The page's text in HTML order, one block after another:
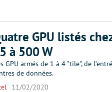
GPU listés
à 500 W
GPU armés de 1 à 4 "tile", de
de données.
11/02/2020